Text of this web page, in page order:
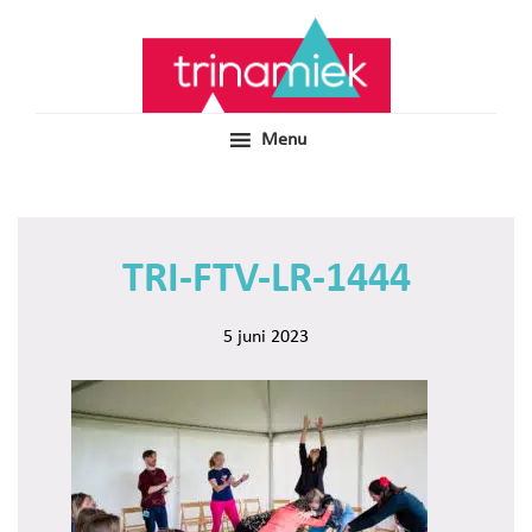
Menu
TRI-FTV-LR-1444
5 juni 2023